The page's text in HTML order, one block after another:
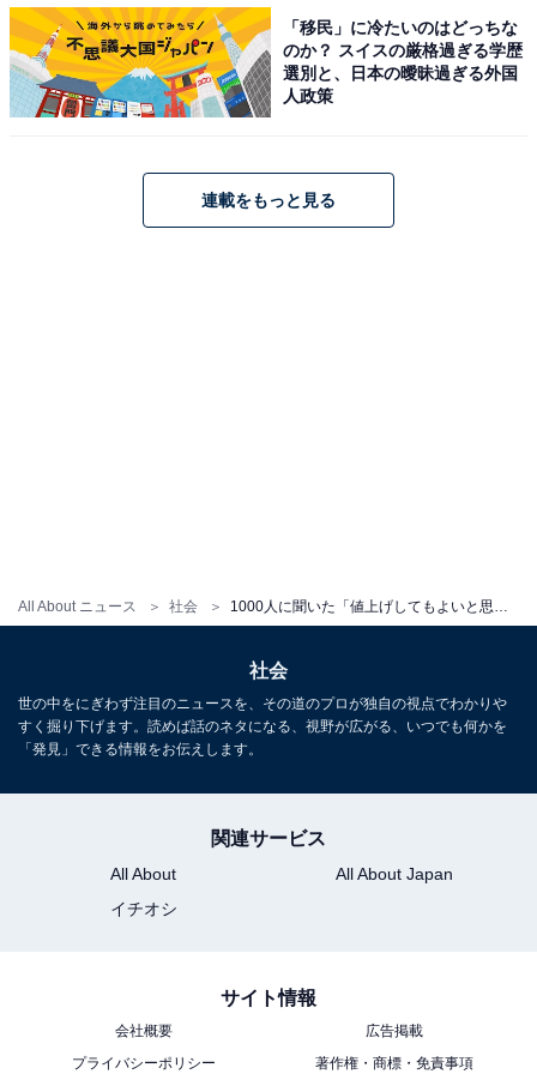
All About ニュース 社会
値上げに対する回答者の考え（出典：プレスリリース）
「商品やサービスによる」と回答した人が理由を見る
意見が目立ちます。「生活必需品以外のもの」や「必要
性が少ないもの」は、値上げしても仕方ないといった考
は厳しい」といったコメントが目立ちました。
【おすすめ記事】
最大で100円以上の値上げも……
サントリー、ウイスキー「白州」「山崎」などを最大
「値上げしてほしくないもの」ランキング！ 2位「ガソ
リン」、1位は？
「移民」に冷たいのはどっちな
のか？ スイスの厳格過ぎる学歴
選別と、日本の曖昧過ぎる外国
人政策
連載をもっと見る
社会
世の中をにぎわず注目のニュースを、その道のプロが独自の視点でわかりや
すく掘り下げます。読めば話のネタになる、視野が広がる、いつでも何かを
「発見」できる情報をお伝えします。
関連サービス
All About
All About Japan
イチオシ
サイト情報
会社概要
広告掲載
プライバシーポリシー
著作権・商標・免責事項